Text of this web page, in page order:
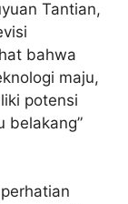
Tantian,
bahwa
maju,
potensi
belakang”